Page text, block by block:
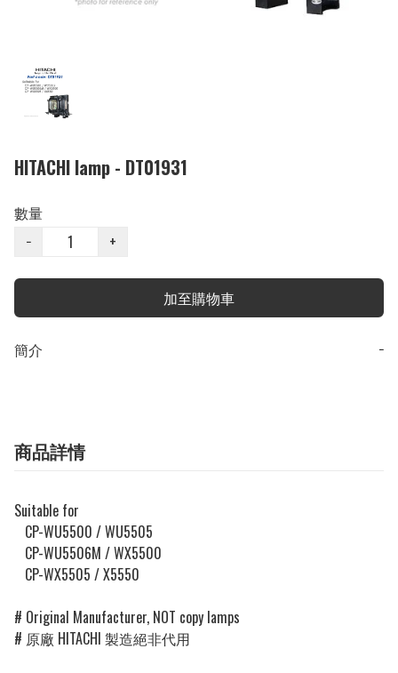
HITACHI lamp - DT01931
數量
−
+
加至購物車
簡介 −
商品詳情
Suitable for
CP-WU5500 / WU5505
CP-WU5506M / WX5500
CP-WX5505 / X5550
# Original Manufacturer, NOT copy lamps
# 原廠 HITACHI 製造絕非代用